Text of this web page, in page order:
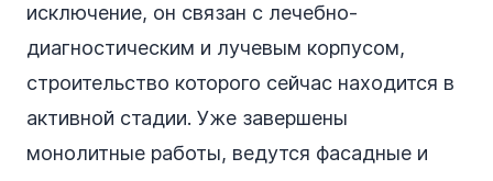
исключение, он связан с лечебно-
диагностическим и лучевым корпусом,
строительство которого сейчас находится в
активной стадии. Уже завершены
монолитные работы, ведутся фасадные и